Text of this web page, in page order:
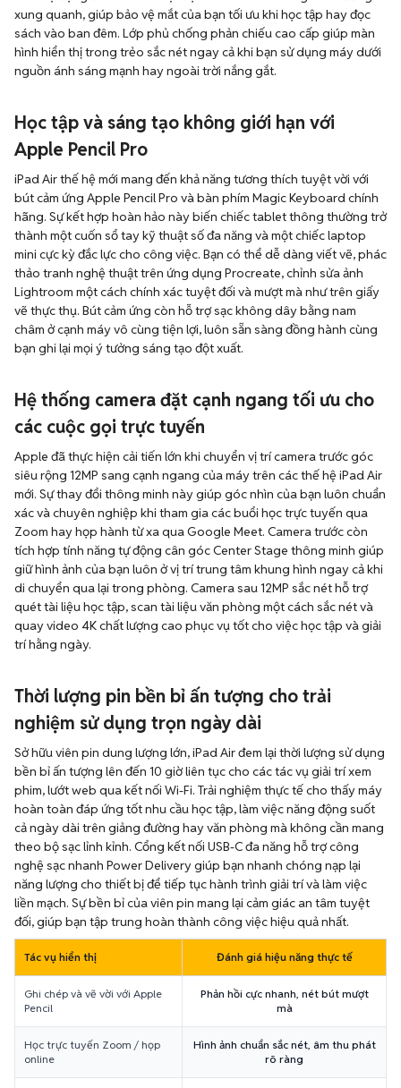
xung quanh, giúp bảo vệ mắt của bạn tối ưu khi học tập hay đọc
sách vào ban đêm. Lớp phủ chống phản chiếu cao cấp giúp màn
hình hiển thị trong trẻo sắc nét ngay cả khi bạn sử dụng máy dưới
nguồn ánh sáng mạnh hay ngoài trời nắng gắt.
Học tập và sáng tạo không giới hạn với
Apple Pencil Pro
iPad Air thế hệ mới mang đến khả năng tương thích tuyệt vời với
bút cảm ứng Apple Pencil Pro và bàn phím Magic Keyboard chính
hãng. Sự kết hợp hoàn hảo này biến chiếc tablet thông thường trở
thành một cuốn sổ tay kỹ thuật số đa năng và một chiếc laptop
mini cực kỳ đắc lực cho công việc. Bạn có thể dễ dàng viết vẽ, phác
thảo tranh nghệ thuật trên ứng dụng Procreate, chỉnh sửa ảnh
Lightroom một cách chính xác tuyệt đối và mượt mà như trên giấy
vẽ thực thụ. Bút cảm ứng còn hỗ trợ sạc không dây bằng nam
châm ở cạnh máy vô cùng tiện lợi, luôn sẵn sàng đồng hành cùng
bạn ghi lại mọi ý tưởng sáng tạo đột xuất.
Hệ thống camera đặt cạnh ngang tối ưu cho
các cuộc gọi trực tuyến
Apple đã thực hiện cải tiến lớn khi chuyển vị trí camera trước góc
siêu rộng 12MP sang cạnh ngang của máy trên các thế hệ iPad Air
mới. Sự thay đổi thông minh này giúp góc nhìn của bạn luôn chuẩn
xác và chuyên nghiệp khi tham gia các buổi học trực tuyến qua
Zoom hay họp hành từ xa qua Google Meet. Camera trước còn
tích hợp tính năng tự động cân góc Center Stage thông minh giúp
giữ hình ảnh của bạn luôn ở vị trí trung tâm khung hình ngay cả khi
di chuyển qua lại trong phòng. Camera sau 12MP sắc nét hỗ trợ
quét tài liệu học tập, scan tài liệu văn phòng một cách sắc nét và
quay video 4K chất lượng cao phục vụ tốt cho việc học tập và giải
trí hằng ngày.
Thời lượng pin bền bỉ ấn tượng cho trải
nghiệm sử dụng trọn ngày dài
Sở hữu viên pin dung lượng lớn, iPad Air đem lại thời lượng sử dụng
bền bỉ ấn tượng lên đến 10 giờ liên tục cho các tác vụ giải trí xem
phim, lướt web qua kết nối Wi-Fi. Trải nghiệm thực tế cho thấy máy
hoàn toàn đáp ứng tốt nhu cầu học tập, làm việc năng động suốt
cả ngày dài trên giảng đường hay văn phòng mà không cần mang
theo bộ sạc lỉnh kỉnh. Cổng kết nối USB-C đa năng hỗ trợ công
nghệ sạc nhanh Power Delivery giúp bạn nhanh chóng nạp lại
năng lượng cho thiết bị để tiếp tục hành trình giải trí và làm việc
liền mạch. Sự bền bỉ của viên pin mang lại cảm giác an tâm tuyệt
đối, giúp bạn tập trung hoàn thành công việc hiệu quả nhất.
Tác vụ hiển thị Đánh giá hiệu năng thực tế
Ghi chép và vẽ vời với Apple
Pencil
Phản hồi cực nhanh, nét bút mượt
mà
Học trực tuyến Zoom / họp
online
Hình ảnh chuẩn sắc nét, âm thu phát
rõ ràng